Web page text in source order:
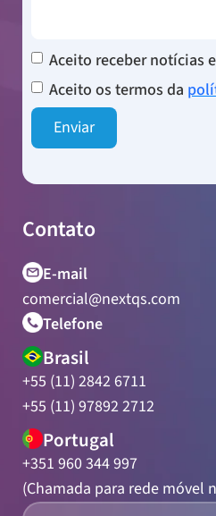
Aceito receber notícias
Aceito os termos da
Contato
E-mail
comercial@nextqs.com
Telefone
Brasil
+55 (11) 2842 6711
+55 (11) 97892 2712
Portugal
+351 960 344 997
(Chamada para rede móvel